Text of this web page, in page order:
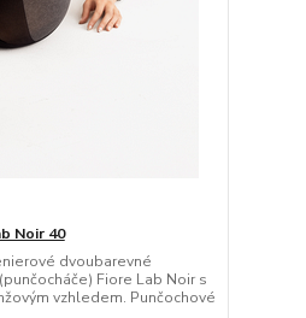
Noir 40
dvoubarevné
Fiore Lab Noir s
vzhledem. Punčochové